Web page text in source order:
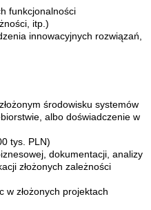
funkcjonalności
itp.)
innowacyjnych rozwiązań,
środowisku systemów
albo doświadczenie w
tys. PLN)
dokumentacji, analizy
złożonych zależności
złożonych projektach